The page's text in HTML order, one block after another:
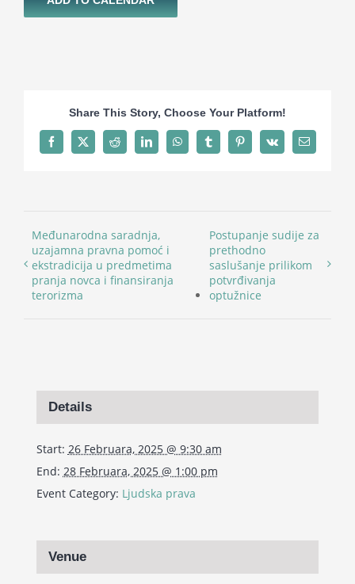
Share This Story, Choose Your Platform!
Facebook
X Reddit LinkedInWhatsAppTumblrPinterest
Vk Email
Međunarodna saradnja,
uzajamna pravna pomoć i
ekstradicija u predmetima
pranja novca i finansiranja
terorizma
Postupanje sudije za
prethodno
saslušanje prilikom
potvrđivanja
optužnice
Details
Start: 26 Februara, 2025 @ 9:30 am
End: 28 Februara, 2025 @ 1:00 pm
Event Category: Ljudska prava
Venue